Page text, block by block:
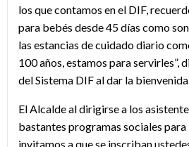
los que contamos en el DIF,
para bebés desde 45 días como
las estancias de cuidado diario
100 años, estamos para servirles”,
del Sistema DIF al dar la
El Alcalde al dirigirse a los
bastantes programas sociales
invitamos a que se inscriban